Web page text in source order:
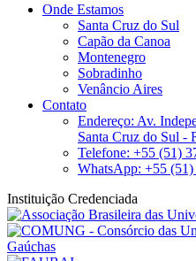
Onde Estamos
Santa Cruz do Sul
Capão da Canoa
Montenegro
Sobradinho
Venâncio Aires
Contato
Endereço: Av.
Santa Cruz do Sul -
Telefone: +55 (51)
WhatsApp: +55
Instituição Credenciada